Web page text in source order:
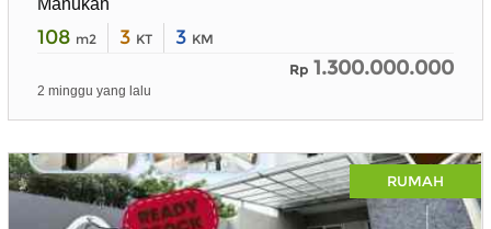
108 m2 3 KT 3 KM
Rp 1.300.000.000
2 minggu yang lalu
RUMAH